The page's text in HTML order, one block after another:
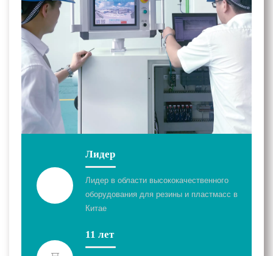
Лидер
Лидер в области высококачественного
оборудования для резины и пластмасс в
Китае
11 лет